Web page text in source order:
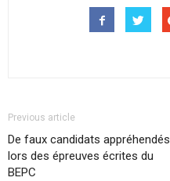
Previous article
De faux candidats appréhendés
lors des épreuves écrites du
BEPC